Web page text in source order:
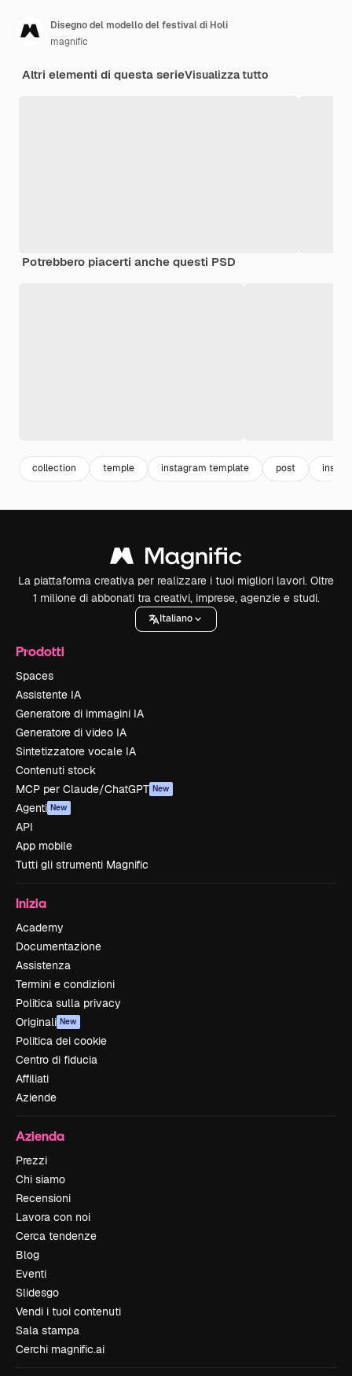
Disegno del modello del festival di Holi
magnific
Altri elementi di questa serieVisualizza tutto
Potrebbero piacerti anche questi PSD
collection temple instagram template post
La piattaforma creativa per realizzare i tuoi migliori lavori. Oltre
1 milione di abbonati tra creativi, imprese, agenzie e studi.
Italiano
Prodotti
Spaces
Assistente IA
Generatore di immagini IA
Generatore di video IA
Sintetizzatore vocale IA
Contenuti stock
MCP per Claude/ChatGPT New
Agenti New
API
App mobile
Tutti gli strumenti Magnific
Inizia
Academy
Documentazione
Assistenza
Termini e condizioni
Politica sulla privacy
Originali New
Politica dei cookie
Centro di fiducia
Affiliati
Aziende
Azienda
Prezzi
Chi siamo
Recensioni
Lavora con noi
Cerca tendenze
Blog
Eventi
Slidesgo
Vendi i tuoi contenuti
Sala stampa
Cerchi magnific.ai